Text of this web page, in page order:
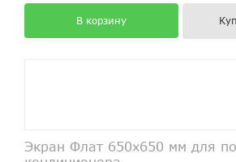
В корзину
Экран Флат 650х650 мм для